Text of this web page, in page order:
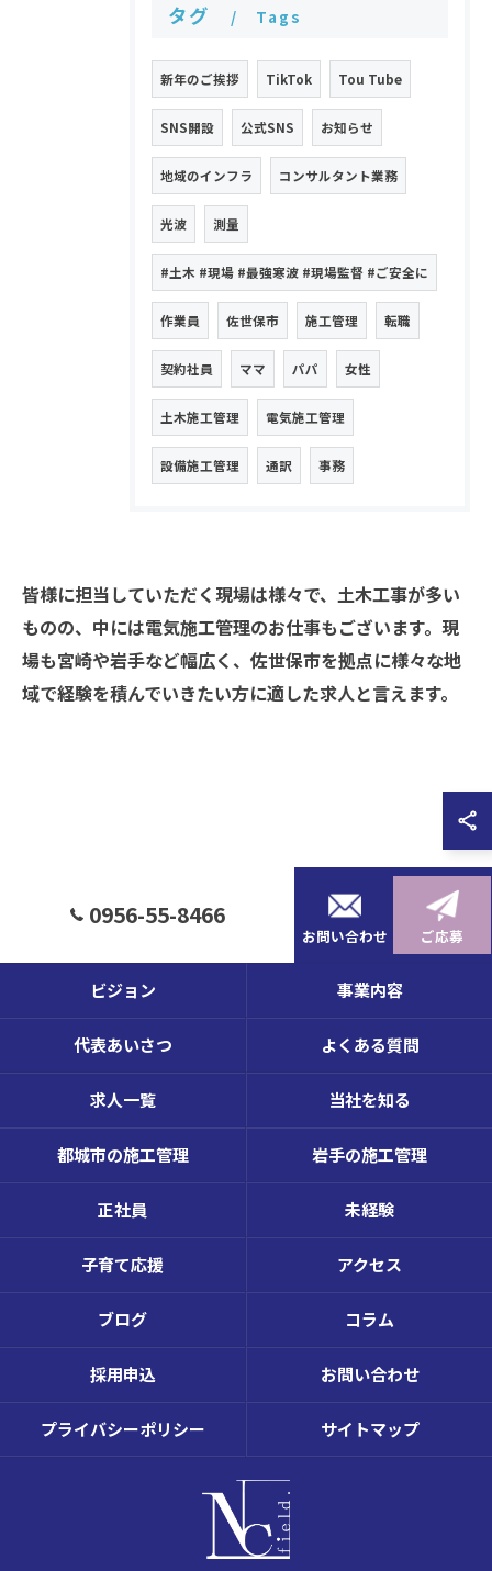
タグ Tags
新年のご挨拶 TikTok Tou Tube
SNS開設 公式SNS お知らせ
地域のインフラ コンサルタント業務
光波 測量
#土木 #現場 #最強寒波 #現場監督 #ご安全に
作業員 佐世保市 施工管理 転職
契約社員 ママ パパ 女性
土木施工管理 電気施工管理
設備施工管理 通訳 事務
皆様に担当していただく現場は様々で、土木工事が多い
ものの、中には電気施工管理のお仕事もございます。現
場も宮崎や岩手など幅広く、佐世保市を拠点に様々な地
域で経験を積んでいきたい方に適した求人と言えます。
0956-55-8466
お問い合わせ ご応募
ビジョン 事業内容
代表あいさつ よくある質問
求人一覧 当社を知る
都城市の施工管理 岩手の施工管理
正社員 未経験
子育て応援 アクセス
ブログ コラム
採用申込 お問い合わせ
プライバシーポリシー サイトマップ